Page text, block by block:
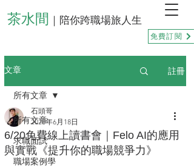
茶水間 ｜陪你跨職場旅人生
免費訂閱
文章 註冊
所有文章
求職面試
職場案例學
所有文章
6/20免費線上讀書會｜Felo AI的應用
與實戰《提升你的職場競爭力》
石頭哥
2025年6月18日